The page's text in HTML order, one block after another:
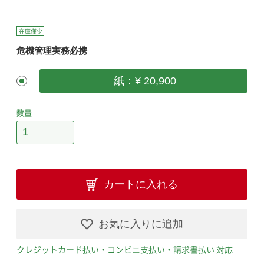
在庫僅少
危機管理実務必携
紙：¥ 20,900
数量
カートに入れる
お気に入りに追加
クレジットカード払い・コンビニ支払い・請求書払い 対応